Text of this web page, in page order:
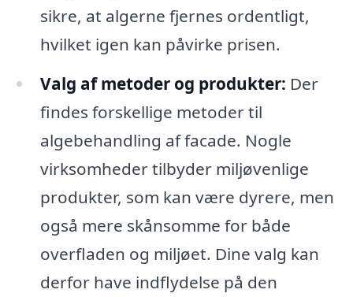
sikre, at algerne fjernes ordentligt,
hvilket igen kan påvirke prisen.
Valg af metoder og produkter: Der
findes forskellige metoder til
algebehandling af facade. Nogle
virksomheder tilbyder miljøvenlige
produkter, som kan være dyrere, men
også mere skånsomme for både
overfladen og miljøet. Dine valg kan
derfor have indflydelse på den